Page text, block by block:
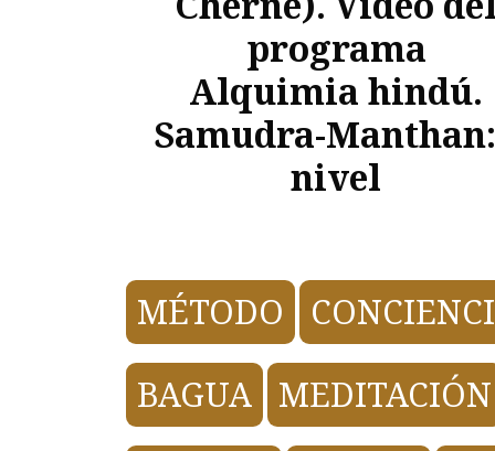
programa
Alquimia hindú.
Samudra-
nivel
MÉTODO
BAGUA
MEDITACIÓN